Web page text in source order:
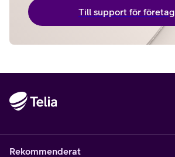
Till support för företag
Rekommenderat